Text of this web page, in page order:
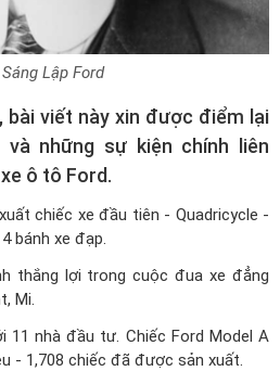
Lập Ford
bài viết này xin được điểm lại
những sự kiện chính liên
ô tô Ford.
chiếc xe đầu tiên - Quadricycle -
bánh xe đạp.
thắng lợi trong cuộc đua xe đẳng
Mi.
11 nhà đầu tư. Chiếc Ford Model A
- 1,708 chiếc đã được sản xuất.